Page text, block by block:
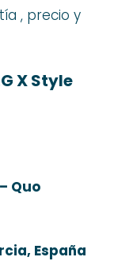
, precio y
X Style
Quo
España